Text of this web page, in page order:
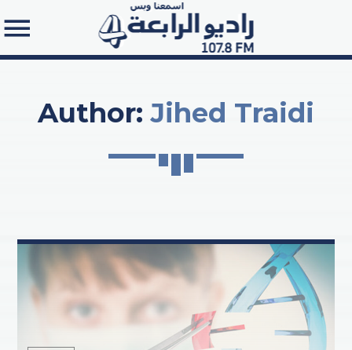
Search in the website:
Author:Jihed Traidi